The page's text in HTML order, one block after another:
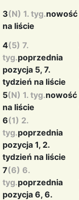
3(N) 1. tyg.nowość
na liście
4(5) 7.
tyg.poprzednia
pozycja 5, 7.
tydzień na liście
5(N) 1. tyg.nowość
na liście
6(1) 2.
tyg.poprzednia
pozycja 1, 2.
tydzień na liście
7(6) 6.
tyg.poprzednia
pozycja 6, 6.